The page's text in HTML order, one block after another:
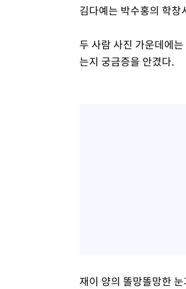
김다예는 박수홍의 학
두 사람 사진 가운데에
는지 궁금증을 안겼다.
재이 양의 똘망똘망한